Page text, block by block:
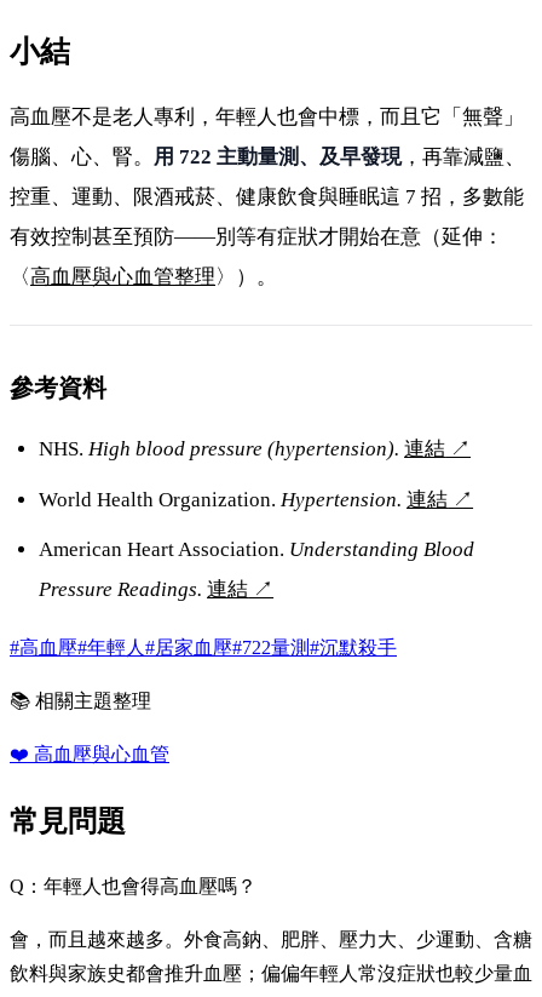
小結
高血壓不是老人專利，年輕人也會中標，而且它「無聲」
傷腦、心、腎。 用 722 主動量測、及早發現，再靠減鹽、
控重、運動、限酒戒菸、健康飲食與睡眠這 7 招，多數能
有效控制甚至預防——別等有症狀才開始在意（延伸：
〈 高血壓與心血管整理 〉）。
參考資料
NHS.High blood pressure (hypertension). 連結 ↗
World Health Organization.Hypertension. 連結 ↗
American Heart Association. Understanding Blood
Pressure Readings. 連結 ↗
#高血壓#年輕人 #居家血壓#722量測#沉默殺手
📚 相關主題整理
❤️ 高血壓與心血管
常見問題
Q：年輕人也會得高血壓嗎？
會，而且越來越多。外食高鈉、肥胖、壓力大、少運動、含糖
飲料與家族史都會推升血壓；偏偏年輕人常沒症狀也較少量血